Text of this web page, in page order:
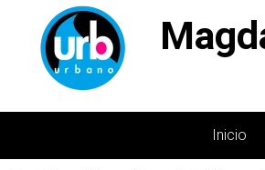
Inicio